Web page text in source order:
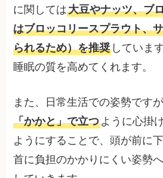
に関しては大豆やナッツ、ブ
はブロッコリースプラウト、
られるため）を推奨 していま
睡眠の質を高めてくれます。
また、日常生活での姿勢です
「かかと」で立つように心掛
ようにすることで、頭が前に
首に負担のかかりにくい姿勢